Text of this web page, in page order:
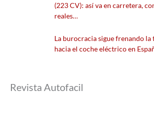
(223 CV): así va en carretera,
reales…
La burocracia sigue frenando la
hacia el coche eléctrico en
Revista Autofacil